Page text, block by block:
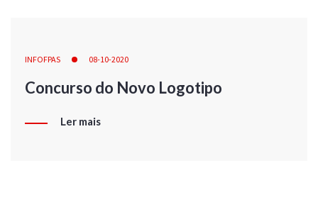
INFOFPAS 08-10-2020
Concurso do Novo Logotipo
Ler mais